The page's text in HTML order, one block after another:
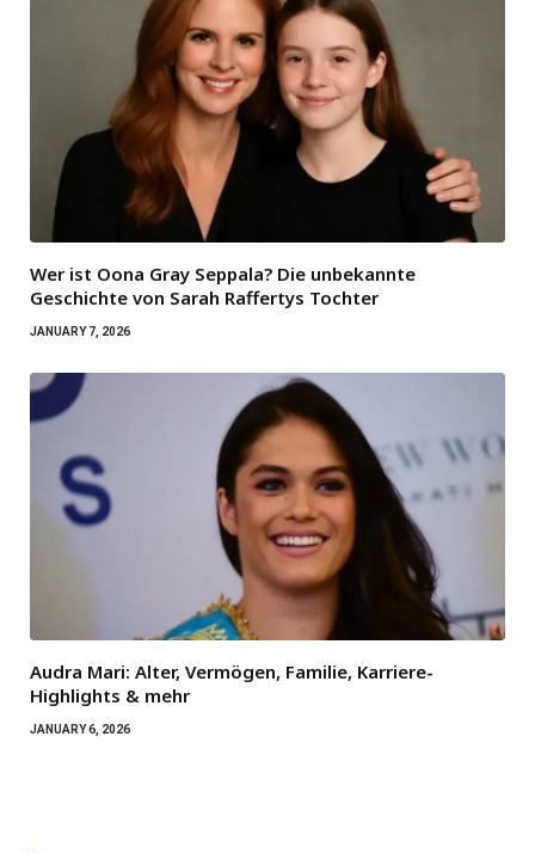
Wer ist Oona Gray Seppala? Die unbekannte
Geschichte von Sarah Raffertys Tochter
JANUARY 7, 2026
Audra Mari: Alter, Vermögen, Familie, Karriere-
Highlights & mehr
JANUARY 6, 2026